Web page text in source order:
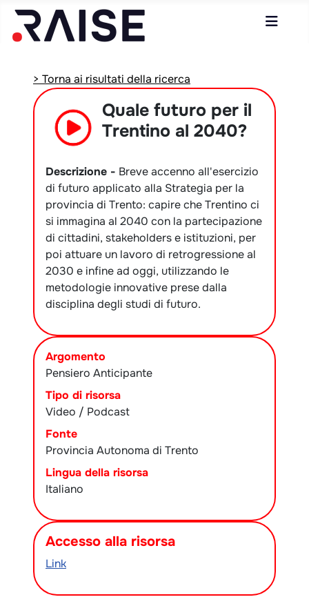
> Torna ai risultati della ricerca
Quale futuro per il
Trentino al 2040?
Descrizione - Breve accenno all'esercizio
di futuro applicato alla Strategia per la
provincia di Trento: capire che Trentino ci
si immagina al 2040 con la partecipazione
di cittadini, stakeholders e istituzioni, per
poi attuare un lavoro di retrogressione al
2030 e infine ad oggi, utilizzando le
metodologie innovative prese dalla
disciplina degli studi di futuro.
Argomento
Pensiero Anticipante
Tipo di risorsa
Video / Podcast
Fonte
Provincia Autonoma di Trento
Lingua della risorsa
Italiano
Accesso alla risorsa
Link